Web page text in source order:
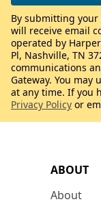
ABOUT
About
By submitting
will receive email
operated by
Pl, Nashville, TN
communications
Gateway. You may
at any time. If you
Privacy Policy or